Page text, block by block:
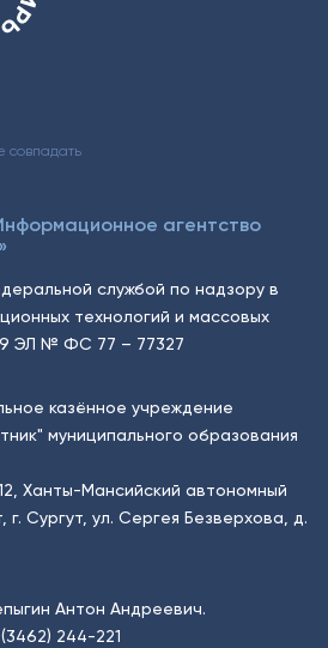
совпадать
агентство
службой по надзору в
технологий и массовых
ЭЛ № ФС 77 – 77327
казённое учреждение
муниципального образования
Ханты-Мансийский автономный
г. Сургут, ул. Сергея Безверхова, д.
Антон Андреевич.
(3462) 244-221